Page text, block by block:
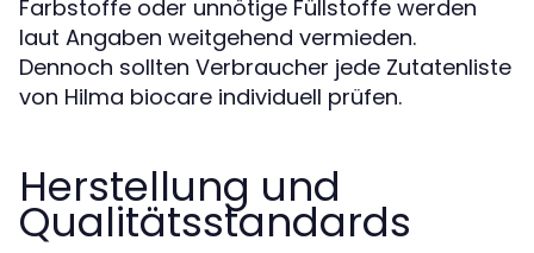
Farbstoffe oder unnötige Füllstoffe werden
laut Angaben weitgehend vermieden.
Dennoch sollten Verbraucher jede Zutatenliste
von Hilma biocare individuell prüfen.
Herstellung und
Qualitätsstandards